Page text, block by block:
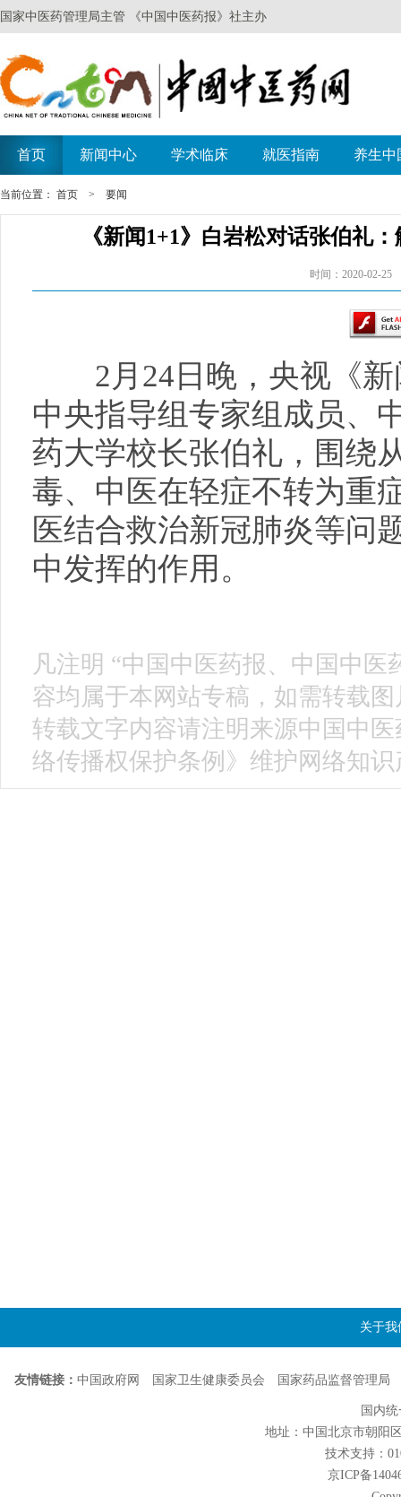
当前位置： 首页 > 要闻
《新闻1+1》白岩松对话张伯礼
时间：2020-02-
2月24日晚，央视《新
中央指导组专家组成员、
药大学校长张伯礼，围绕
毒、中医在轻症不转为重
医结合救治新冠肺炎等问
中发挥的作用。
凡注明 “中国中医药报、中国中
容均属于本网站专稿，如需转载
转载文字内容请注明来源中国中
络传播权保护条例》维护网络知